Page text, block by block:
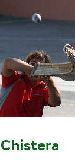
Chistera